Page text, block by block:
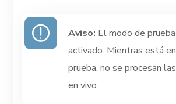
Aviso: El modo de
activado. Mientras está
prueba, no se procesan
en vivo.